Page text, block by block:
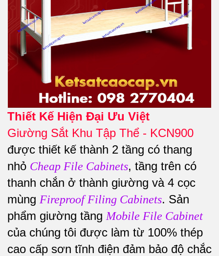
Thiết Kế Hiện Đại Ưu Việt
Giường Sắt Khu Tập Thể - KCN900
được thiết kế thành 2 tầng có thang
nhỏ Cheap File Cabinets, tầng trên có
thanh chắn ở thành giường và 4 cọc
mùng Fireproof Filing Cabinets. Sản
phẩm giường tầng Mobile File Cabinet
của chúng tôi được làm từ 100% thép
cao cấp sơn tĩnh điện đảm bảo độ chắc